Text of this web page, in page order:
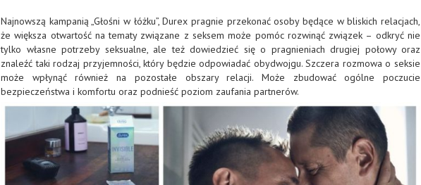
Najnowszą kampanią „Głośni w łóżku”, Durex pragnie przekonać osoby będące w bliskich relacjach,
że większa otwartość na tematy związane z seksem może pomóc rozwinąć związek – odkryć nie
tylko własne potrzeby seksualne, ale też dowiedzieć się o pragnieniach drugiej połowy oraz
znaleźć taki rodzaj przyjemności, który będzie odpowiadać obydwojgu. Szczera rozmowa o seksie
może wpłynąć również na pozostałe obszary relacji. Może zbudować ogólne poczucie
bezpieczeństwa i komfortu oraz podnieść poziom zaufania partnerów.